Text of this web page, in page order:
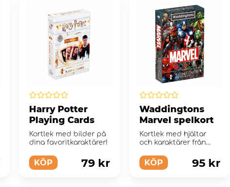
Harry Potter
Playing Cards
Kortlek med bilder på
dina favoritkaraktärer!
KÖP 79 kr
Waddingtons
Marvel spelkort
Kortlek med hjältar
och karaktärer från
KÖP 95 kr